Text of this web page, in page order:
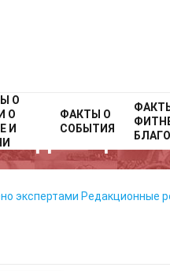
О
О
И
ФАКТЫ О
СОБЫТИЯ
Факты о
экспертами Редакционные